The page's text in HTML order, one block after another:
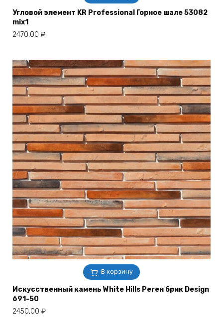
Угловой элемент KR Professional Горное шале 53082
mix1
2470,00 ₽
В корзину
Искусственный камень White Hills Реген брик Design
691-50
2450,00 ₽